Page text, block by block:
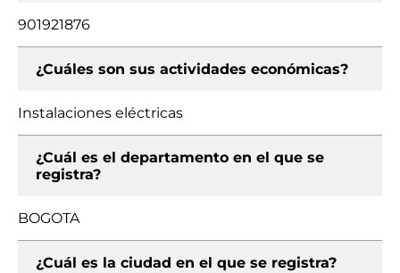
901921876
¿Cuáles son sus actividades económicas?
Instalaciones eléctricas
¿Cuál es el departamento en el que se
registra?
BOGOTA
¿Cuál es la ciudad en el que se registra?